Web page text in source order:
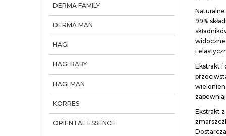
DERMA FAMILY
DERMA MAN
HAGI
HAGI BABY
HAGI MAN
KORRES
ORIENTAL ESSENCE
99%
widoczne
i
Ekstrakt i
Ekstrakt